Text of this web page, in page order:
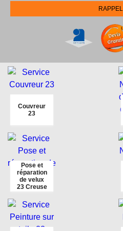
Couvreur
23
Pose et
réparation
de velux
23 Creuse